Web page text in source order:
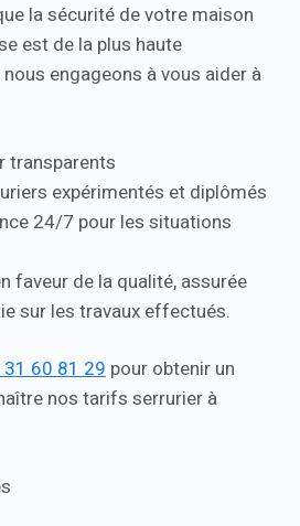
la sécurité de votre maison
est de la plus haute
engageons à vous aider à
transparents
expérimentés et diplômés
24/7 pour les situations
faveur de la qualité, assurée
sur les travaux effectués.
60 81 29pour obtenir un
nos tarifs serrurier à